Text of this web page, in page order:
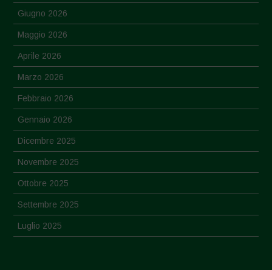
Giugno 2026
Maggio 2026
Aprile 2026
Marzo 2026
Febbraio 2026
Gennaio 2026
Dicembre 2025
Novembre 2025
Ottobre 2025
Settembre 2025
Luglio 2025